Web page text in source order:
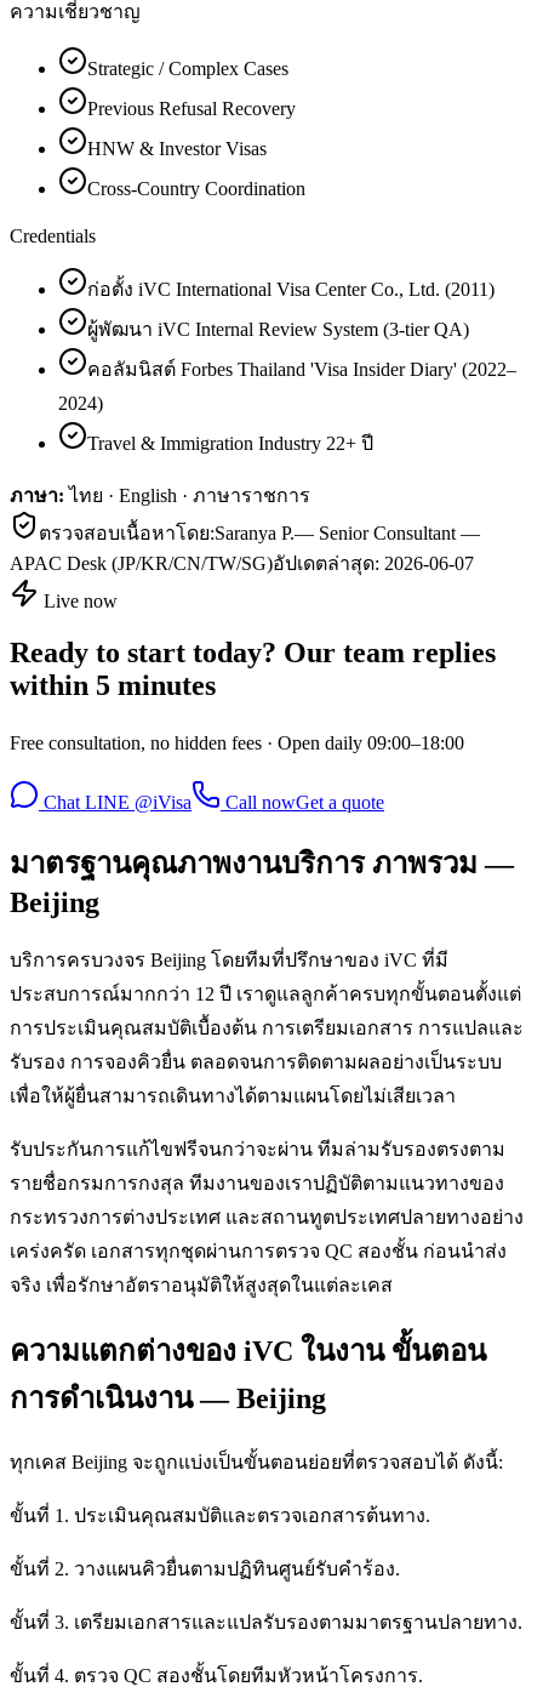
ความเชี่ยวชาญ
Strategic / Complex Cases
Previous Refusal Recovery
HNW & Investor Visas
Cross-Country Coordination
Credentials
ก่อตั้ง iVC International Visa Center Co., Ltd. (2011)
ผู้พัฒนา iVC Internal Review System (3-tier QA)
คอลัมนิสต์ Forbes Thailand 'Visa Insider Diary' (2022–
2024)
Travel & Immigration Industry 22+ ปี
ภาษา: ไทย · English · ภาษาราชการ
ตรวจสอบเนื้อหาโดย:Saranya P.— Senior Consultant —
APAC Desk (JP/KR/CN/TW/SG)อัปเดตล่าสุด: 2026-06-07
Live now
Ready to start today? Our team replies
within 5 minutes
Free consultation, no hidden fees · Open daily 09:00–18:00
Chat LINE @iVisa Call nowGet a quote
มาตรฐานคุณภาพงานบริการ ภาพรวม —
Beijing
บริการครบวงจร Beijing โดยทีมที่ปรึกษาของ iVC ที่มี
ประสบการณ์มากกว่า 12 ปี เราดูแลลูกค้าครบทุกขั้นตอนตั้งแต่
การประเมินคุณสมบัติเบื้องต้น การเตรียมเอกสาร การแปลและ
รับรอง การจองคิวยื่น ตลอดจนการติดตามผลอย่างเป็นระบบ
เพื่อให้ผู้ยื่นสามารถเดินทางได้ตามแผนโดยไม่เสียเวลา
รับประกันการแก้ไขฟรีจนกว่าจะผ่าน ทีมล่ามรับรองตรงตาม
รายชื่อกรมการกงสุล ทีมงานของเราปฏิบัติตามแนวทางของ
กระทรวงการต่างประเทศ และสถานทูตประเทศปลายทางอย่าง
เคร่งครัด เอกสารทุกชุดผ่านการตรวจ QC สองชั้น ก่อนนำส่ง
จริง เพื่อรักษาอัตราอนุมัติให้สูงสุดในแต่ละเคส
ความแตกต่างของ iVC ในงาน ขั้นตอน
การดำเนินงาน — Beijing
ทุกเคส Beijing จะถูกแบ่งเป็นขั้นตอนย่อยที่ตรวจสอบได้ ดังนี้:
ขั้นที่ 1. ประเมินคุณสมบัติและตรวจเอกสารต้นทาง.
ขั้นที่ 2. วางแผนคิวยื่นตามปฏิทินศูนย์รับคำร้อง.
ขั้นที่ 3. เตรียมเอกสารและแปลรับรองตามมาตรฐานปลายทาง.
ขั้นที่ 4. ตรวจ QC สองชั้นโดยทีมหัวหน้าโครงการ.